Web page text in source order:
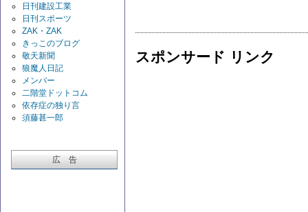
日刊建設工業
日刊スポーツ
ZAK・ZAK
きっこのブログ
敬天新聞
狼魔人日記
メンバー
二階堂ドットコム
依存症の独り言
須藤甚一郎
広 告
スポンサード リンク